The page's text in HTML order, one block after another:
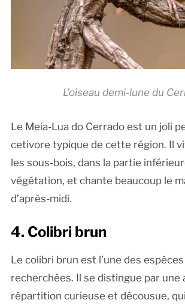
L’oiseau demi-lune du
Le Meia-Lua do Cerrado est un joli
cetivore typique de cette région. Il
les sous-bois, dans la partie
végétation, et chante beaucoup le
d’après-midi.
4. Colibri brun
Le colibri brun est l’une des
recherchées. Il se distingue par une
répartition curieuse et décousue,